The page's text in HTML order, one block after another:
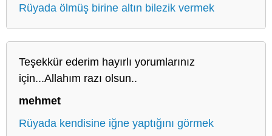
Rüyada ölmüş birine altın bilezik vermek
Teşekkür ederim hayırlı yorumlarınız
için...Allahım razı olsun..
mehmet
Rüyada kendisine iğne yaptığını görmek